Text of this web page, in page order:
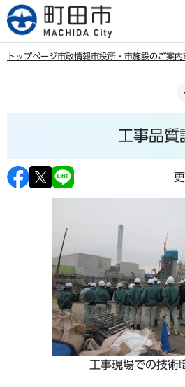
こ
の
す
トップページ市政情報市役所・市施設のご案内
ら
工事品質
工事現場での技術